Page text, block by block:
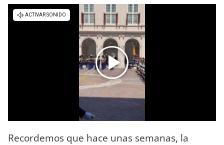
Recordemos que hace unas semanas, la